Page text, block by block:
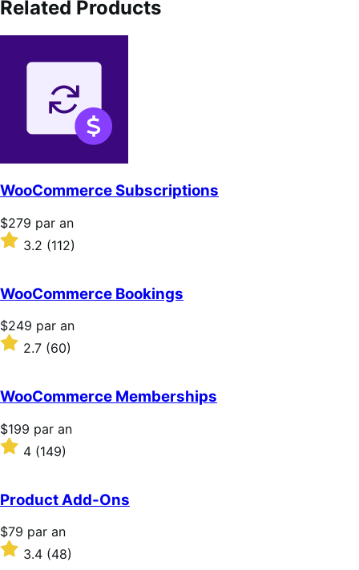
Related Products
WooCommerce Subscriptions
Prix
$279
$279 par an
Noté
5 étoiles
3.2 (112)
WooCommerce Bookings
Prix
$249
$249 par an
Noté
5 étoiles
2.7 (60)
WooCommerce Memberships
Prix
$199
par
$199 par an
Noté
4
5 étoiles
4 (149)
Product Add-Ons
Prix
$79
$79 par an
Noté3.4 (48)